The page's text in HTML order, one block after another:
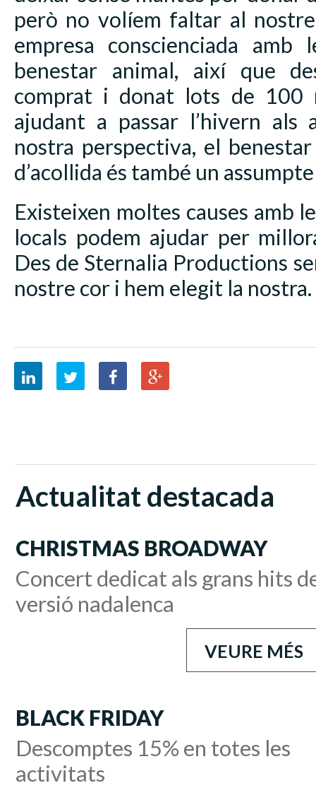
però no volíem faltar al
empresa conscienciada amb
benestar animal, així que
comprat i donat lots de 100
ajudant a passar l’hivern als
nostra perspectiva, el
d’acollida és també un
Existeixen moltes causes amb
locals podem ajudar per
Des de Sternalia Productions
nostre cor i hem elegit la nostra.
Actualitat destacada
CHRISTMAS BROADWAY
Concert dedicat als grans hits
versió nadalenca
VEURE MÉS
BLACK FRIDAY
Descomptes 15% en totes les
activitats